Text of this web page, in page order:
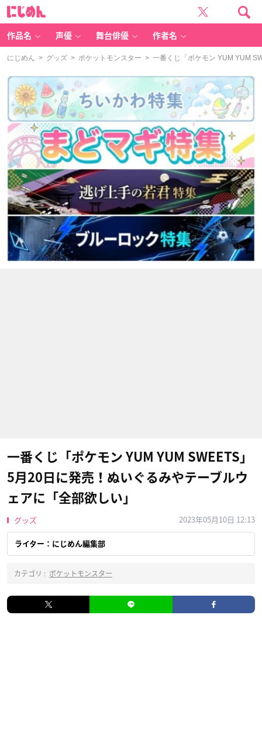
作品名 声優 舞台俳優 作者名
にじめん > グッズ > ポケットモンスター > 一番くじ「ポケモン YUM YUM
一番くじ「ポケモン YUM YUM SWEETS」
5月20日に発売！ぬいぐるみやテーブルウ
ェアに「全部欲しい」
グッズ 2023年05月10日 12:13
ライター：にじめん編集部
カテゴリ : ポケットモンスター